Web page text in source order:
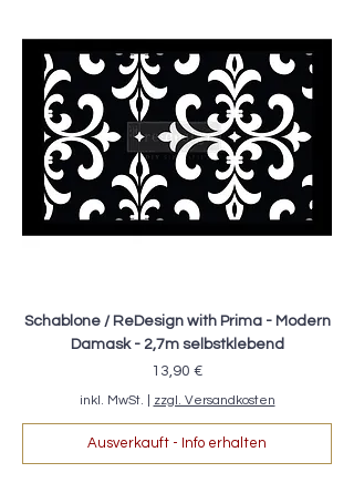
Schablone / ReDesign with Prima - Modern
Damask - 2,7m selbstklebend
Preis
13,90 €
inkl. MwSt. zzgl. Versandkosten
Ausverkauft - Info erhalten